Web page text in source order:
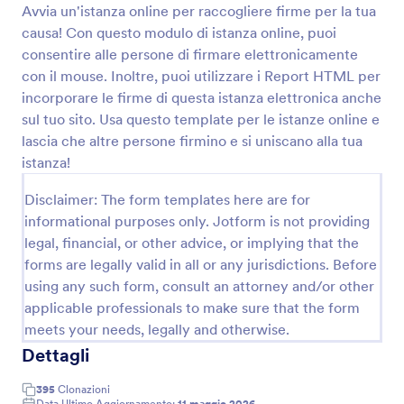
Avvia un'istanza online per raccogliere firme per la tua
causa! Con questo modulo di istanza online, puoi
consentire alle persone di firmare elettronicamente
con il mouse. Inoltre, puoi utilizzare i Report HTML per
incorporare le firme di questa istanza elettronica anche
sul tuo sito. Usa questo template per le istanze online e
lascia che altre persone firmino e si uniscano alla tua
istanza!
Disclaimer: The form templates here are for
informational purposes only. Jotform is not providing
legal, financial, or other advice, or implying that the
forms are legally valid in all or any jurisdictions. Before
using any such form, consult an attorney and/or other
applicable professionals to make sure that the form
meets your needs, legally and otherwise.
Dettagli
395 Clonazioni
Anteprima